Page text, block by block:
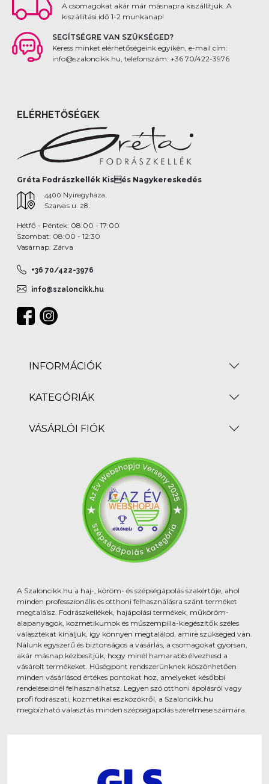
A csomagokat akár már másnapra kiszállítjuk. A
kiszállítási idő 1-2 munkanap!
SEGÍTSÉGRE VAN SZÜKSÉGED?
Keress minket elérhetőségeink egyikén, e-mail cím:
info@szaloncikk.hu, telefonszám: +36 70/422-3976
ELÉRHETŐSÉGEK
Gréta Fodrászkellék Kisés Nagykereskedés
4400 Nyíregyháza,
Szarvas u. 28.
Hétfő - Péntek: 08:00 - 17:00
Szombat: 08:00 - 12:30
Vasárnap: Zárva
+36 70/422-3976
info@szaloncikk.hu
INFORMÁCIÓK
KATEGÓRIÁK
VÁSÁRLÓI FIÓK
A Szaloncikk.hu a haj-, köröm- és szépségápolás szakértője, ahol
minden professzionális és otthoni felhasználásra szánt terméket
megtalálsz. Fodrászkellékek, hajápolási termékek, műköröm-
alapanyagok, kozmetikumok és műszempilla-kiegészítők széles
választékát kínáljuk, így könnyen megtalálod, amire szükséged van.
Nálunk egyszerű és biztonságos a vásárlás, a csomagokat gyorsan,
akár másnap kézbesítjük, hogy minél hamarabb élvezhesd a
vásárolt termékeket. Hűségpont rendszerünknek köszönhetően
minden vásárlásod értékes pontokat hoz, amelyeket későbbi
rendeléseidnél felhasználhatsz. Legyen szó otthoni ápolásról vagy
profi fodrászati, kozmetikai eszközökről, a Szaloncikk.hu
megbízható választás minden szépségápolás szerelmese számára.